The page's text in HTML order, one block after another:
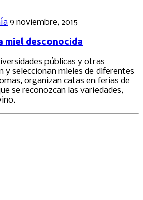
9 noviembre, 2015
miel desconocida
públicas y otras
y seleccionan mieles de diferentes
organizan catas en ferias de
se reconozcan las variedades,